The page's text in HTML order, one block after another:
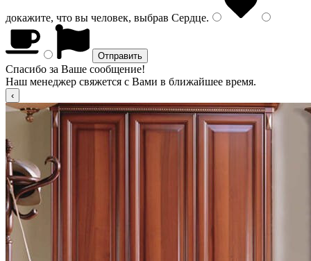
докажите, что вы человек, выбрав Сердце.
Спасибо за Ваше сообщение!
Наш менеджер свяжется с Вами в ближайшее время.